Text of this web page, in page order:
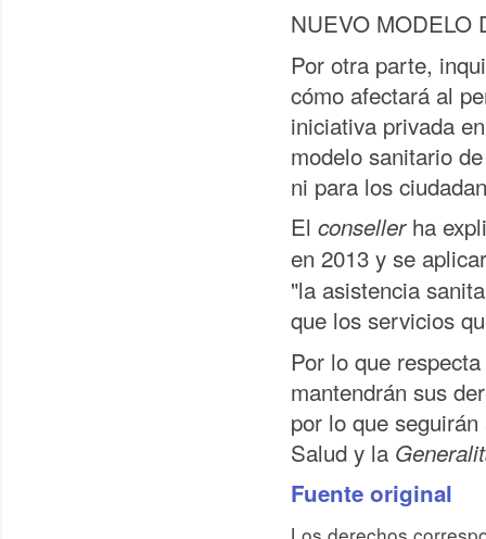
NUEVO MODELO
Por otra parte,
cómo afectará al
iniciativa privada
modelo sanitario
ni para los
El consellerha
en 2013 y se
"la asistencia
que los servicios
Por lo que
mantendrán sus
por lo que
Salud y la
Fuente original